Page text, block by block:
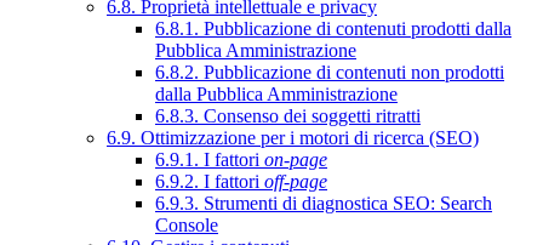
6.8. Proprietà intellettuale e privacy
6.8.1. Pubblicazione di contenuti prodotti dalla
Pubblica Amministrazione
6.8.2. Pubblicazione di contenuti non prodotti
dalla Pubblica Amministrazione
6.8.3. Consenso dei soggetti ritratti
6.9. Ottimizzazione per i motori di ricerca (SEO)
6.9.1. I fattori on-page
6.9.2. I fattori off-page
6.9.3. Strumenti di diagnostica SEO: Search
Console